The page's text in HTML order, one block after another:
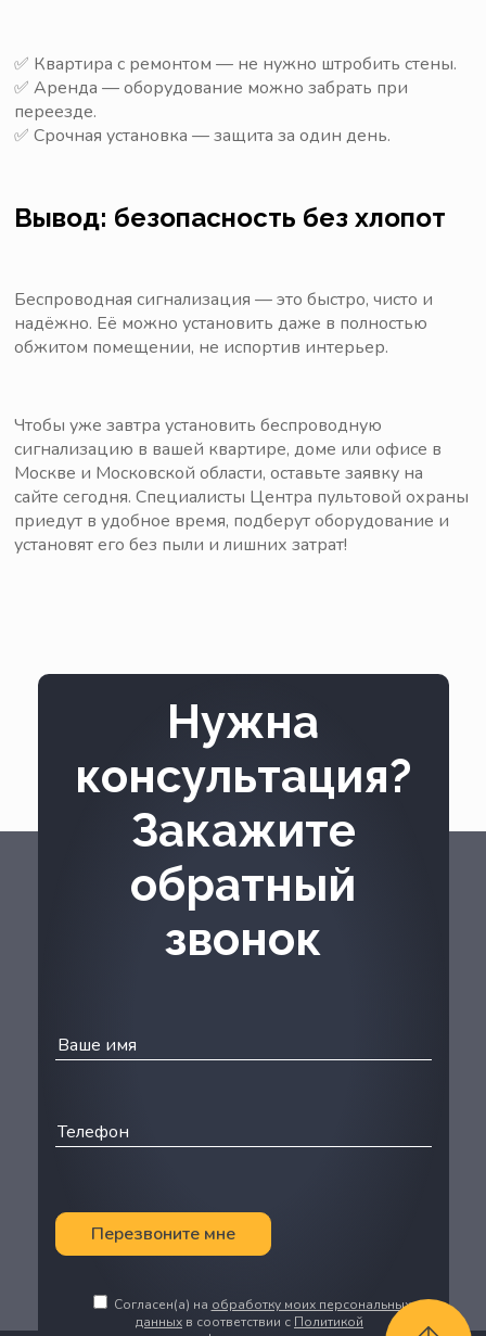
✅ Квартира с ремонтом — не нужно штробить стены.
✅ Аренда — оборудование можно забрать при
переезде.
✅ Срочная установка — защита за один день.
Вывод: безопасность без хлопот
Беспроводная сигнализация — это быстро, чисто и
надёжно. Её можно установить даже в полностью
обжитом помещении, не испортив интерьер.
Чтобы уже завтра установить беспроводную
сигнализацию в вашей квартире, доме или офисе в
Москве и Московской области, оставьте заявку на
сайте сегодня. Специалисты Центра пультовой охраны
приедут в удобное время, подберут оборудование и
установят его без пыли и лишних затрат!
Нужна
консультация?
Закажите
обратный
звонок
Перезвоните мне
Согласен(а) на обработку моих персональных
данных в соответствии с Политикой